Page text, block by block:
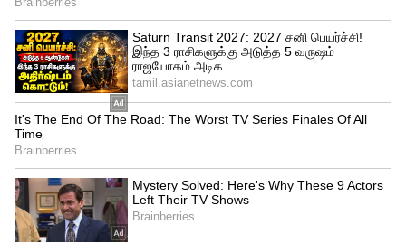
Related Articles
Tatkal Train Ticket: தட்கல் ரயில் டிக்கெட்
புக்கிங்கில் பலரும் செய்யும் தவறு
இதுதான்.. நீங்கள் செய்யாதீர்கள்!